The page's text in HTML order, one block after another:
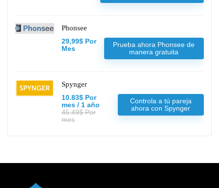
Phonsee
29,99$ Por
Mes
Prueba ahora Phonsee de
manera gratuita
Spynger
10.83$ Por
mes / 1 año
45.49$ Por
mes
Controla a tú pareja
ahora con Spynger